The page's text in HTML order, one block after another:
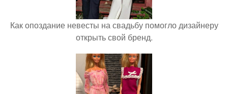
Как опоздание невесты на свадьбу помогло дизайнеру
открыть свой бренд.